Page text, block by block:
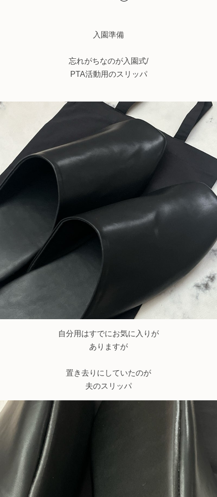
入園準備
忘れがちなのが入園式/
PTA活動用のスリッパ
自分用はすでにお気に入りが
ありますが
置き去りにしていたのが
夫のスリッパ